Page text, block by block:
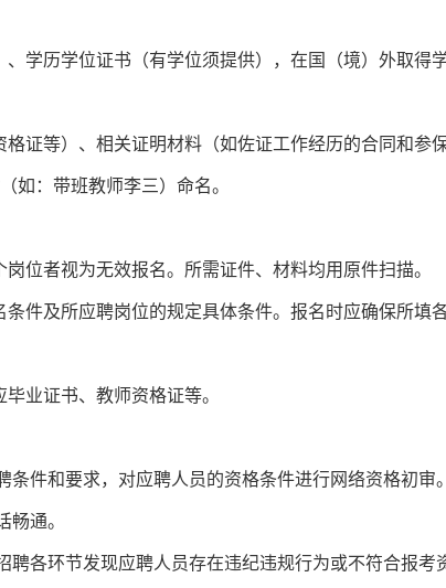
、学历学位证书（有学位须提供），在国（境）外取得
证等）、相关证明材料（如佐证工作经历的合同和参
如：带班教师李三）命名。
位者视为无效报名。所需证件、材料均用原件扫描。
条件及所应聘岗位的规定具体条件。报名时应确保所填
业证书、教师资格证等。
条件和要求，对应聘人员的资格条件进行网络资格初
畅通。
聘各环节发现应聘人员存在违纪违规行为或不符合报